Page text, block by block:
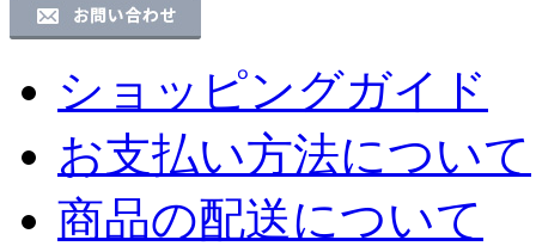
ショッピングガイド
お支払い方法について
商品の配送について